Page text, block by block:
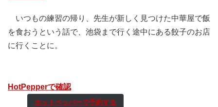
いつもの練習の帰り、先生が新しく見つけた中華屋で飯
を食おうという話で、池袋まで行く途中にある餃子のお店
に行くことに。
HotPepperで確認
ホットペッパーで予約する